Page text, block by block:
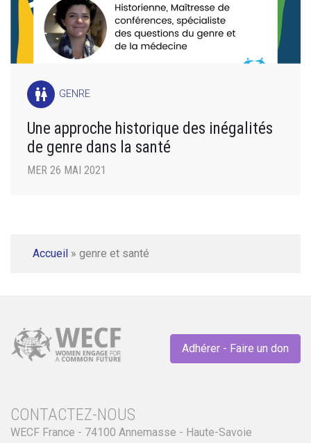
wc GENRE
Une approche historique des inégalités
de genre dans la santé
MER 26 MAI 2021
Accueil » genre et santé
Adhérer - Faire un don
CONTACTEZ-NOUS
WECF France - 74100 Annemasse - Haute-Savoie